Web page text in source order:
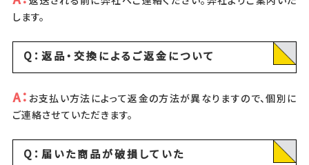
します。
Q：返品・交換によるご返金について
A： お支払い方法によって返金の方法が異なりますので、個別に
ご連絡させていただきます。
Q：届いた商品が破損していた